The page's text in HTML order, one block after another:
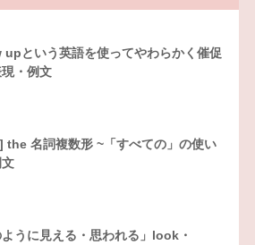
という英語を使ってやわらかく催促
・例文
名詞複数形 ~「すべての」の使い
ように見える・思われる」look・